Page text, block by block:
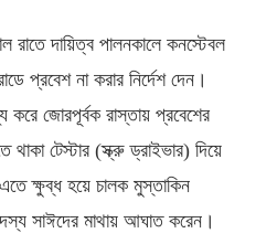
রাতে দায়িত্ব পালনকালে কনস্টেবল
প্রবেশ না করার নির্দেশ দেন।
করে জোরপূর্বক রাস্তায় প্রবেশের
থাকা টেস্টার (স্ক্রু ড্রাইভার) দিয়ে
ক্ষুব্ধ হয়ে চালক মুস্তাকিন
সাঈদের মাথায় আঘাত করেন।